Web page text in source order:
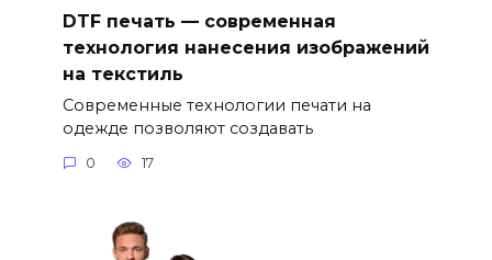
DTF печать — современная
технология нанесения изображений
на текстиль
Современные технологии печати на
одежде позволяют создавать
0 17